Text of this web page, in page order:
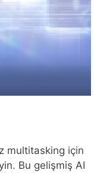
multitasking için
Bu gelişmiş AI